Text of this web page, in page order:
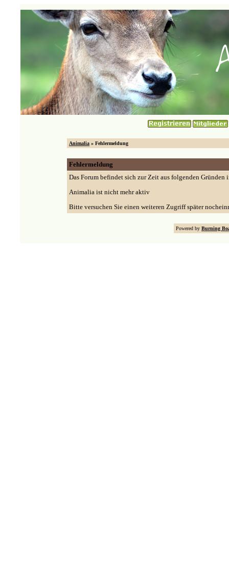
Animalia » Fehlermeldung
Fehlermeldung
Das Forum befindet sich zur Zeit aus folgenden Gründen
Animalia ist nicht mehr aktiv
Bitte versuchen Sie einen weiteren Zugriff später
Powered by Burning